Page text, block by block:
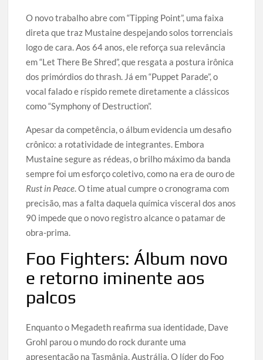
O novo trabalho abre com “Tipping Point”, uma faixa
direta que traz Mustaine despejando solos torrenciais
logo de cara. Aos 64 anos, ele reforça sua relevância
em “Let There Be Shred”, que resgata a postura irônica
dos primórdios do thrash. Já em “Puppet Parade”, o
vocal falado e ríspido remete diretamente a clássicos
como “Symphony of Destruction”.
Apesar da competência, o álbum evidencia um desafio
crônico: a rotatividade de integrantes. Embora
Mustaine segure as rédeas, o brilho máximo da banda
sempre foi um esforço coletivo, como na era de ouro de
Rust in Peace. O time atual cumpre o cronograma com
precisão, mas a falta daquela química visceral dos anos
90 impede que o novo registro alcance o patamar de
obra-prima.
Foo Fighters: Álbum novo
e retorno iminente aos
palcos
Enquanto o Megadeth reafirma sua identidade, Dave
Grohl parou o mundo do rock durante uma
apresentação na Tasmânia, Austrália. O líder do Foo